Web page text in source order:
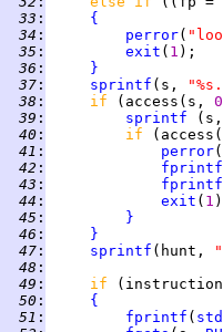
  33
:
{
  34
: perror(
  35
: exit ( 1
  36
:
}
  37
: sprintf (s,
  38
: if (access(s, 0
  39
: sprintf
  40
: if
  41
:
perror
  42
:
fprintf
  43
:
fprintf
  44
: exit ( 1
  45
:
}
  46
:
}
  47
: sprintf (hunt,
  48
:
  49
: if
  50
:
{
  51
: fprintf (